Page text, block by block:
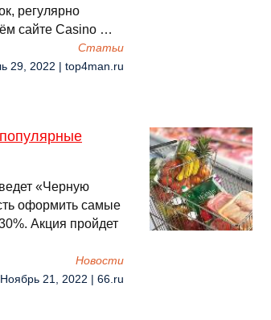
регулярно
сайте Casino …
Cтатьи
29, 2022 | top4man.ru
«Черную
оформить самые
Акция пройдет
Новости
21, 2022 | 66.ru